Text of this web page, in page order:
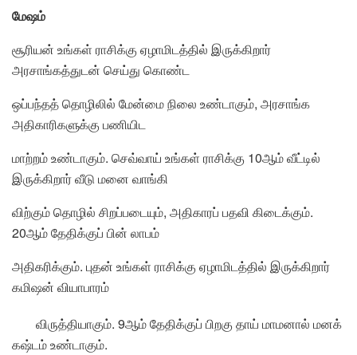
மேஷம்
சூரியன் உங்கள் ராசிக்கு ஏழாமிடத்தில் இருக்கிறார்
அரசாங்கத்துடன் செய்து கொண்ட
ஒப்பந்தத் தொழிலில் மேன்மை நிலை உண்டாகும், அரசாங்க
அதிகாரிகளுக்கு பணியிட
மாற்றம் உண்டாகும். செவ்வாய் உங்கள் ராசிக்கு 10ஆம் வீட்டில்
இருக்கிறார் வீடு மனை வாங்கி
விற்கும் தொழில் சிறப்படையும், அதிகாரப் பதவி கிடைக்கும்.
20ஆம் தேதிக்குப் பின் லாபம்
அதிகரிக்கும். புதன் உங்கள் ராசிக்கு ஏழாமிடத்தில் இருக்கிறார்
கமிஷன் வியாபாரம்
விருத்தியாகும். 9ஆம் தேதிக்குப் பிறகு தாய் மாமனால் மனக்
கஷ்டம் உண்டாகும்.